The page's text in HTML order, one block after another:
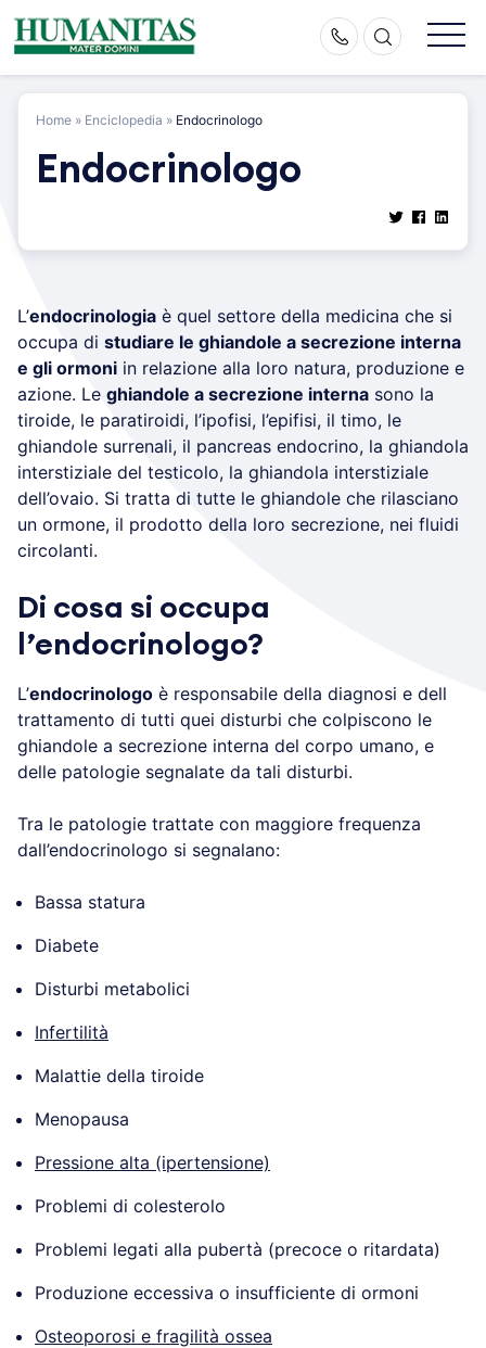
Skip
to
Home » Enciclopedia » Endocrinologo
Endocrinologo
L’endocrinologia è quel settore della medicina che si
occupa di studiare le ghiandole a secrezione interna
e gli ormoni in relazione alla loro natura, produzione e
azione. Le ghiandole a secrezione interna sono la
tiroide, le paratiroidi, l’ipofisi, l’epifisi, il timo, le
ghiandole surrenali, il pancreas endocrino, la ghiandola
interstiziale del testicolo, la ghiandola interstiziale
dell’ovaio. Si tratta di tutte le ghiandole che rilasciano
un ormone, il prodotto della loro secrezione, nei fluidi
circolanti.
Di cosa si occupa
l’endocrinologo?
L’endocrinologo è responsabile della diagnosi e dell
trattamento di tutti quei disturbi che colpiscono le
ghiandole a secrezione interna del corpo umano, e
delle patologie segnalate da tali disturbi.
Tra le patologie trattate con maggiore frequenza
dall’endocrinologo si segnalano:
Bassa statura
Diabete
Disturbi metabolici
Infertilità
Malattie della tiroide
Menopausa
Pressione alta (ipertensione)
Problemi di colesterolo
Problemi legati alla pubertà (precoce o ritardata)
Produzione eccessiva o insufficiente di ormoni
Osteoporosi e fragilità ossea